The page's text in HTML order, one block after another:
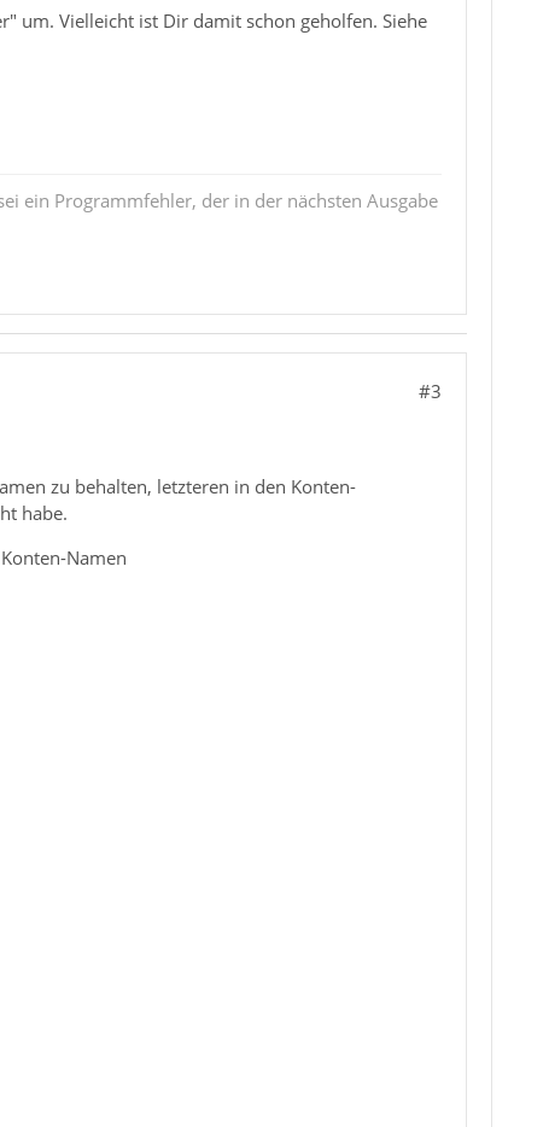
um. Vielleicht ist Dir damit schon geholfen. Siehe
ein Programmfehler, der in der nächsten Ausgabe
#3
zu behalten, letzteren in den Konten-
habe.
Namen